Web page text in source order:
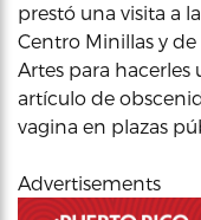
prestó una visita a
Centro Minillas y de
Artes para
artículo de
vagina en plazas
Advertisements